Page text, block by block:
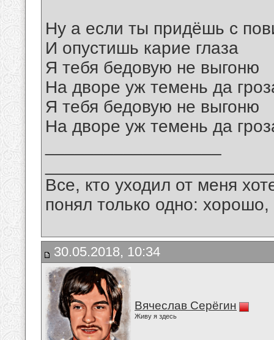
Ну а если ты придёшь с
И опустишь карие глаза
Я тебя бедовую не выгоню
На дворе уж темень да
Я тебя бедовую не выгоню
На дворе уж темень да
Все, кто уходил от меня
понял только одно:
30.05.2018, 10:34
Вячеслав Серёгин
Живу я здесь